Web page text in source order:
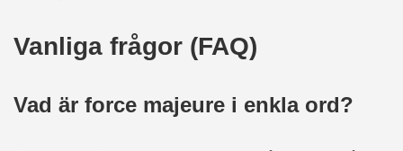
Vanliga frågor (FAQ)
Vad är force majeure i enkla ord?